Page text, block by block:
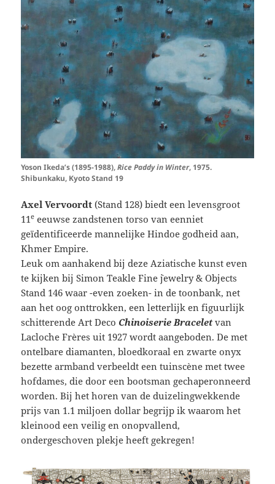
Yoson Ikeda’s (1895-1988),Rice Paddy in Winter, 1975.
Shibunkaku, Kyoto Stand 19
Axel Vervoordt(Stand 128) biedt een levensgroot
11e eeuwse zandstenen torso van eenniet
geïdentificeerde mannelijke Hindoe godheid aan,
Khmer Empire.
Leuk om aanhakend bij deze Aziatische kunst even
te kijken bij Simon Teakle Fine `jewelry & Objects
Stand 146 waar -even zoeken- in de toonbank, net
aan het oog onttrokken, een letterlijk en figuurlijk
schitterende Art Deco Chinoiserie Braceletvan
Lacloche Frères uit 1927 wordt aangeboden. De met
ontelbare diamanten, bloedkoraal en zwarte onyx
bezette armband verbeeldt een tuinscène met twee
hofdames, die door een bootsman gechaperonneerd
worden. Bij het horen van de duizelingwekkende
prijs van 1.1 miljoen dollar begrijp ik waarom het
kleinood een veilig en onopvallend,
ondergeschoven plekje heeft gekregen!